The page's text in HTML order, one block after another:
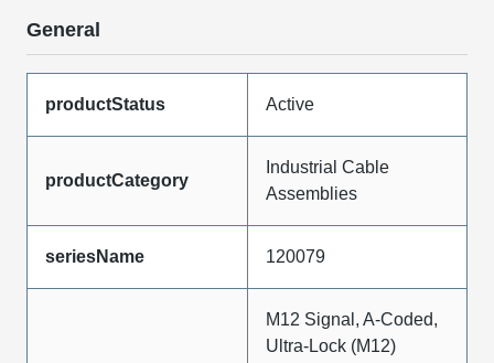
General
productStatus Active
productCategory
Industrial Cable
Assemblies
seriesName 120079
M12 Signal, A-Coded,
Ultra-Lock (M12)